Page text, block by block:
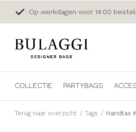
COLLECTIE PARTYBAGS
Op werkdagen voor 14:00
Terug naar overzicht Tags Handtas